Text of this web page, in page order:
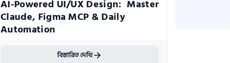
AI-Powered UI/UX Design:  Master
Claude, Figma MCP & Daily
Automation
বিস্তারিত দেখি